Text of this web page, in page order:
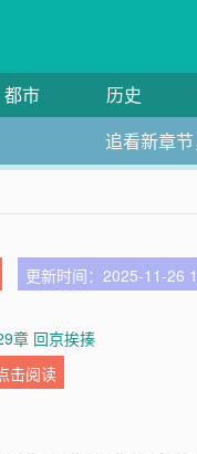
都市 历史
追看新章
更新时间：2025-11-26
章 回京挨揍
击阅读